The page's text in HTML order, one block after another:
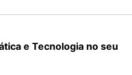
e Tecnologia no seu